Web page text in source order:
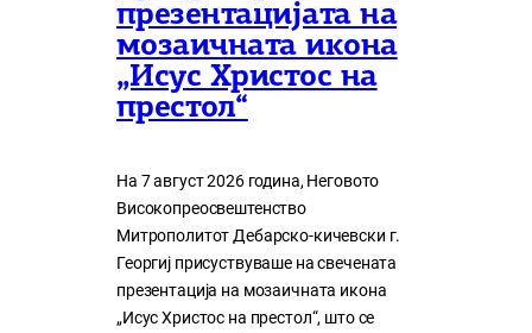
презентацијата на
мозаичната икона
„Исус Христос на
престол“
На 7 август 2026 година, Неговото
Високопреосвештенство
Митрополитот Дебарско-кичевски г.
Георгиј присуствуваше на свечената
презентација на мозаичната икона
„Исус Христос на престол“, што се